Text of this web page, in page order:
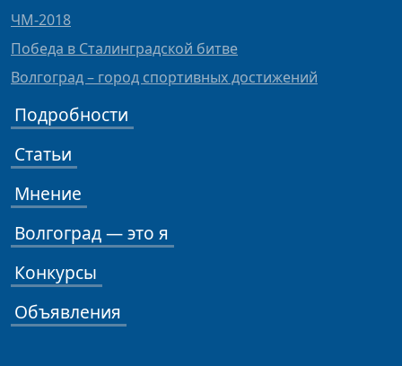
ЧМ-2018
Победа в Сталинградской битве
Волгоград – город спортивных достижений
Подробности
Статьи
Мнение
Волгоград — это я
Конкурсы
Объявления